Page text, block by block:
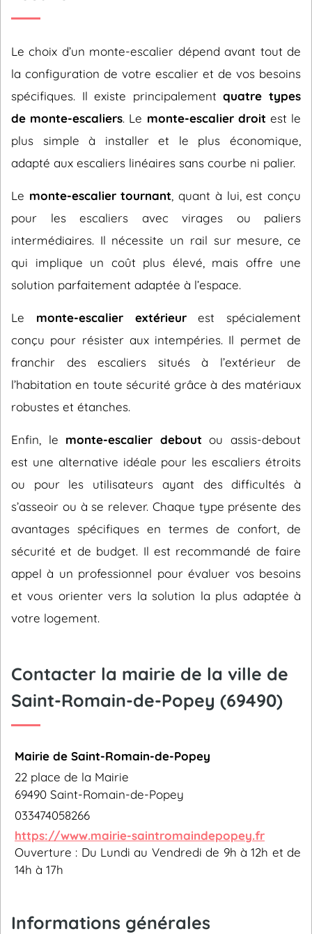
Le choix d’un monte-escalier dépend avant tout de
la configuration de votre escalier et de vos besoins
spécifiques. Il existe principalementquatre types
de monte-escaliers. Le monte-escalier droit est le
plus simple à installer et le plus économique,
adapté aux escaliers linéaires sans courbe ni palier.
Le monte-escalier tournant , quant à lui, est conçu
pour les escaliers avec virages ou paliers
intermédiaires. Il nécessite un rail sur mesure, ce
qui implique un coût plus élevé, mais offre une
solution parfaitement adaptée à l’espace.
Le monte-escalier extérieurest spécialement
conçu pour résister aux intempéries. Il permet de
franchir des escaliers situés à l’extérieur de
l’habitation en toute sécurité grâce à des matériaux
robustes et étanches.
Enfin, le monte-escalier debout ou assis-debout
est une alternative idéale pour les escaliers étroits
ou pour les utilisateurs ayant des difficultés à
s’asseoir ou à se relever. Chaque type présente des
avantages spécifiques en termes de confort, de
sécurité et de budget. Il est recommandé de faire
appel à un professionnel pour évaluer vos besoins
et vous orienter vers la solution la plus adaptée à
votre logement.
Contacter la mairie de la ville de
Saint-Romain-de-Popey (69490)
Mairie de Saint-Romain-de-Popey
22 place de la Mairie
69490 Saint-Romain-de-Popey
033474058266
https://www.mairie-saintromaindepopey.fr
Ouverture : Du Lundi au Vendredi de 9h à 12h et de
14h à 17h
Informations générales